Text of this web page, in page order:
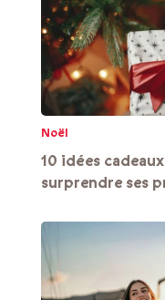
Noël
10 idées
surprendre ses